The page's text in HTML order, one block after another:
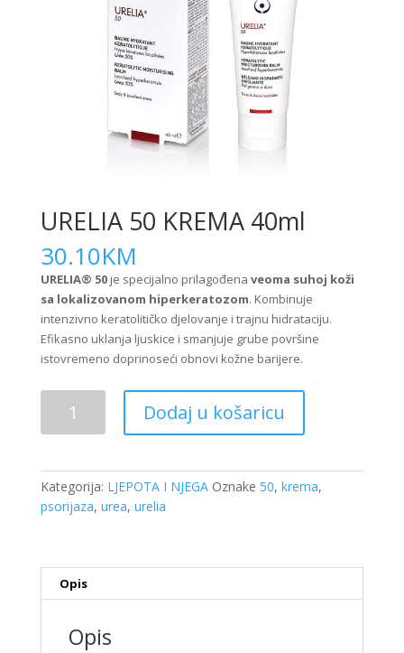
URELIA 50 KREMA 40ml
30.10KM
URELIA® 50 je specijalno prilagođena veoma suhoj koži
sa lokalizovanom hiperkeratozom. Kombinuje
intenzivno keratolitičko djelovanje i trajnu hidrataciju.
Efikasno uklanja ljuskice i smanjuje grube površine
istovremeno doprinoseći obnovi kožne barijere.
KREMA
količina
Dodaj u košaricu
Kategorija: LJEPOTA I NJEGA Oznake 50, krema,
psorijaza, urea, urelia
Opis
Opis